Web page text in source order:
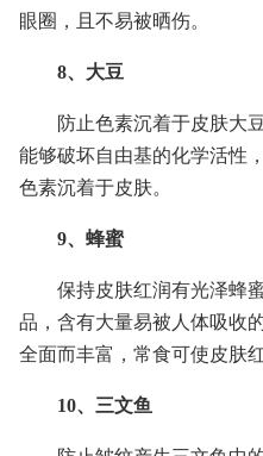
眼圈，且不易被晒伤。
8、大豆
防止色素沉着于皮肤大
能够破坏自由基的化学活性
色素沉着于皮肤。
9、蜂蜜
保持皮肤红润有光泽蜂
品，含有大量易被人体吸收
全面而丰富，常食可使皮肤
10、三文鱼